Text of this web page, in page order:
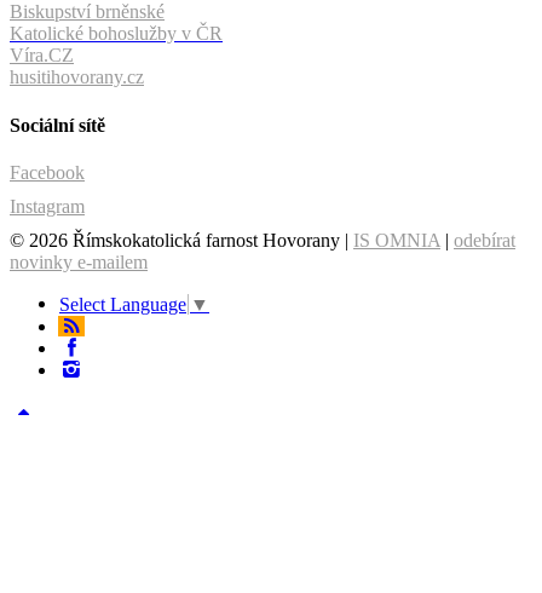
Biskupství brněnské
Katolické bohoslužby v ČR
Víra.CZ
husitihovorany.cz
Sociální sítě
Facebook
Instagram
© 2026 Římskokatolická farnost Hovorany | IS OMNIA | odebírat
novinky e-mailem
Select Language ▼